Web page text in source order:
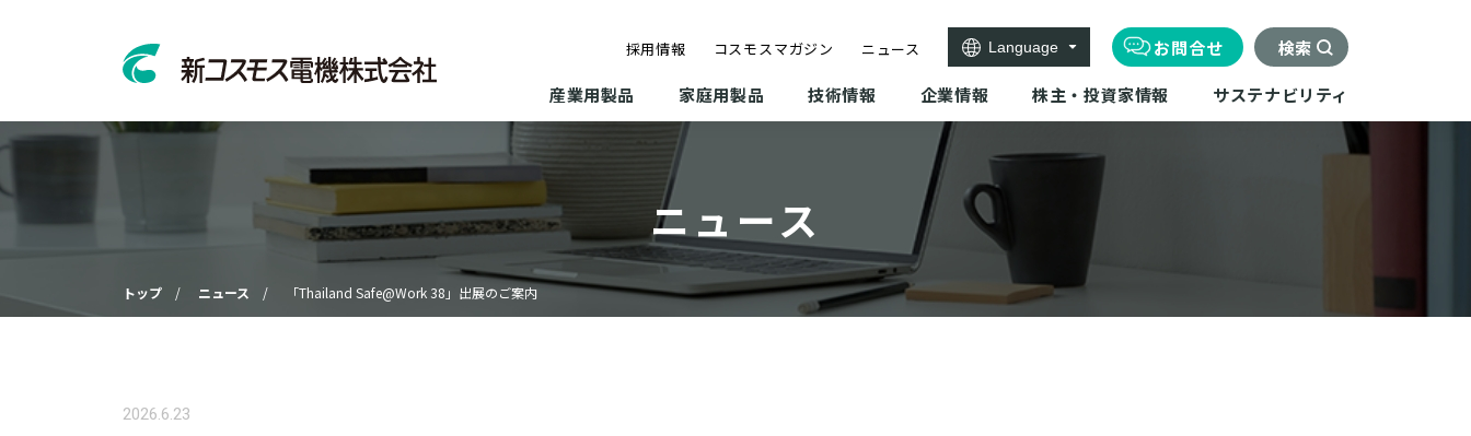
採用情報 コスモスマガジン ニュース Language お問合せ 検索
産業用製品 家庭用製品 技術情報 企業情報 株主・投資家情報 サステナビリティ
ニュース
トップ ニュース 「Thailand Safe@Work 38」出展のご案内
2026.6.23